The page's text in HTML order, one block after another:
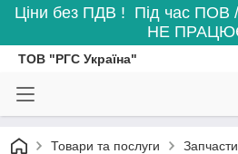
Ціни без ПДВ ! Під час ПОВ
НЕ
ТОВ "РГС Україна"
Товари та послуги